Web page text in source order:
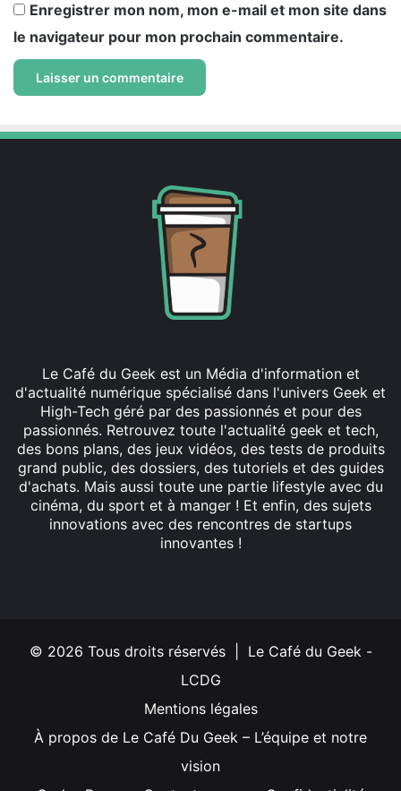
Enregistrer mon nom, mon e-mail et mon site dans
le navigateur pour mon prochain commentaire.
Le Café du Geek est un Média d'information et
d'actualité numérique spécialisé dans l'univers Geek et
High-Tech géré par des passionnés et pour des
passionnés. Retrouvez toute l'actualité geek et tech,
des bons plans, des jeux vidéos, des tests de produits
grand public, des dossiers, des tutoriels et des guides
d'achats. Mais aussi toute une partie lifestyle avec du
cinéma, du sport et à manger ! Et enfin, des sujets
innovations avec des rencontres de startups
innovantes !
© 2026 Tous droits réservés | Le Café du Geek -
LCDG
Mentions légales
À propos de Le Café Du Geek – L’équipe et notre
vision